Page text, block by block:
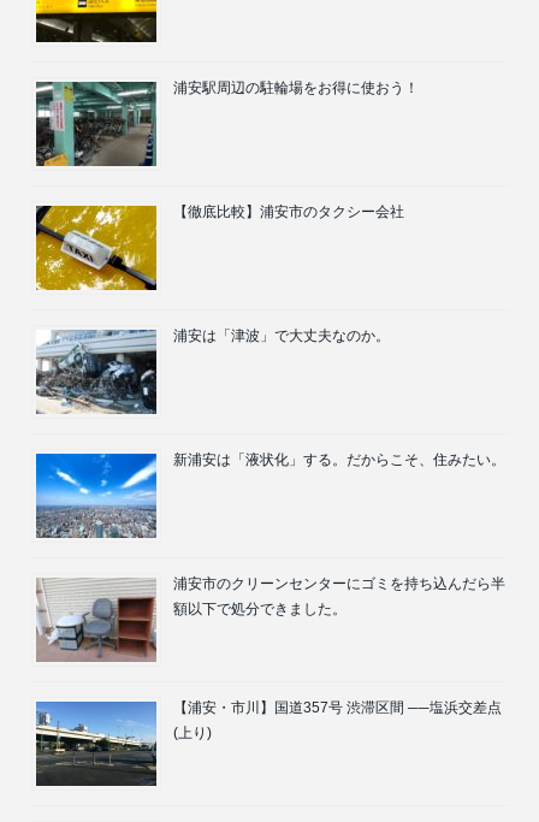
浦安駅周辺の駐輪場をお得に使おう！
【徹底比較】浦安市のタクシー会社
浦安は「津波」で大丈夫なのか。
新浦安は「液状化」する。だからこそ、住みたい。
浦安市のクリーンセンターにゴミを持ち込んだら半
額以下で処分できました。
【浦安・市川】国道357号 渋滞区間 ──塩浜交差点
(上り)